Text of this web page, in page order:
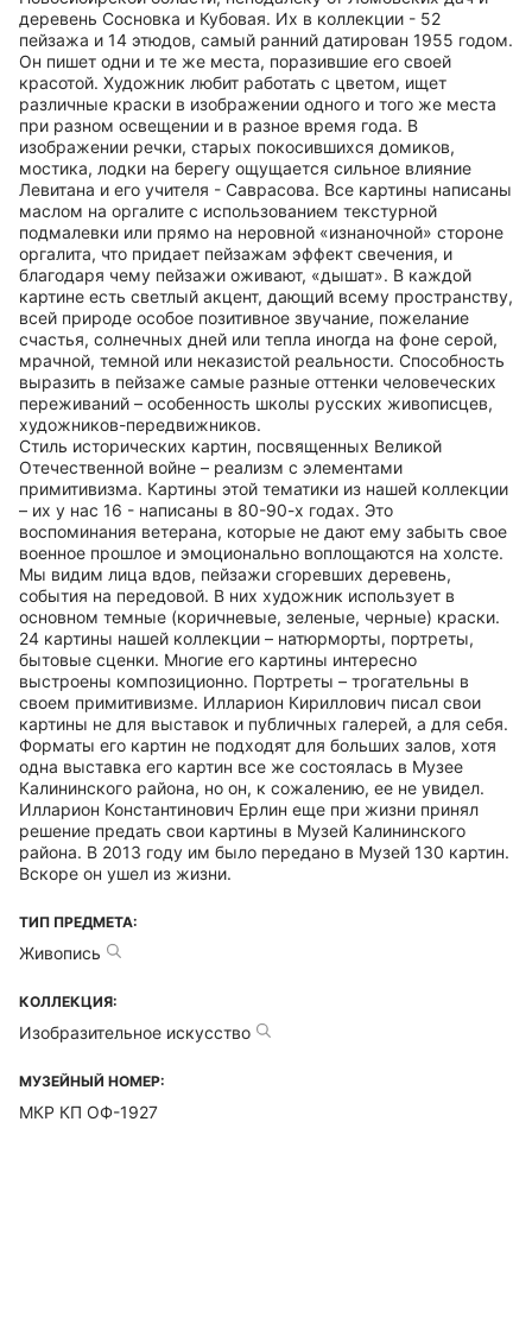
деревень Сосновка и Кубовая. Их в коллекции - 52
пейзажа и 14 этюдов, самый ранний датирован 1955 годом.
Он пишет одни и те же места, поразившие его своей
красотой. Художник любит работать с цветом, ищет
различные краски в изображении одного и того же места
при разном освещении и в разное время года. В
изображении речки, старых покосившихся домиков,
мостика, лодки на берегу ощущается сильное влияние
Левитана и его учителя - Саврасова. Все картины написаны
маслом на оргалите с использованием текстурной
подмалевки или прямо на неровной «изнаночной» стороне
оргалита, что придает пейзажам эффект свечения, и
благодаря чему пейзажи оживают, «дышат». В каждой
картине есть светлый акцент, дающий всему пространству,
всей природе особое позитивное звучание, пожелание
счастья, солнечных дней или тепла иногда на фоне серой,
мрачной, темной или неказистой реальности. Способность
выразить в пейзаже самые разные оттенки человеческих
переживаний – особенность школы русских живописцев,
художников-передвижников.
Стиль исторических картин, посвященных Великой
Отечественной войне – реализм с элементами
примитивизма. Картины этой тематики из нашей коллекции
– их у нас 16 - написаны в 80-90-х годах. Это
воспоминания ветерана, которые не дают ему забыть свое
военное прошлое и эмоционально воплощаются на холсте.
Мы видим лица вдов, пейзажи сгоревших деревень,
события на передовой. В них художник использует в
основном темные (коричневые, зеленые, черные) краски.
24 картины нашей коллекции – натюрморты, портреты,
бытовые сценки. Многие его картины интересно
выстроены композиционно. Портреты – трогательны в
своем примитивизме. Илларион Кириллович писал свои
картины не для выставок и публичных галерей, а для себя.
Форматы его картин не подходят для больших залов, хотя
одна выставка его картин все же состоялась в Музее
Калининского района, но он, к сожалению, ее не увидел.
Илларион Константинович Ерлин еще при жизни принял
решение предать свои картины в Музей Калининского
района. В 2013 году им было передано в Музей 130 картин.
Вскоре он ушел из жизни.
ТИП ПРЕДМЕТА:
Живопись
КОЛЛЕКЦИЯ:
Изобразительное искусство
МУЗЕЙНЫЙ НОМЕР:
МКР КП ОФ-1927